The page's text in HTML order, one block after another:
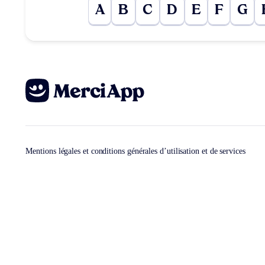
A B C D E F G
Mentions légales et conditions générales d’utilisation et de services